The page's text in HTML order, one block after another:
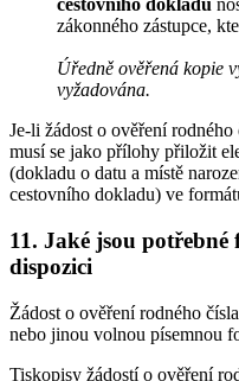
cestovního dokladu
zákonného zástupce,
Úředně ověřená kopie
vyžadována.
Je-li žádost o ověření
musí se jako přílohy přiložit
(dokladu o datu a místě
cestovního dokladu) ve
11. Jaké jsou
dispozici
Žádost o ověření rodného
nebo jinou volnou písemnou
Tiskopisy žádostí o ověření